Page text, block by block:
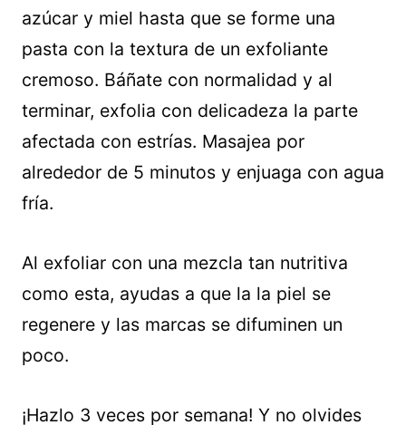
azúcar y miel hasta que se forme una
pasta con la textura de un exfoliante
cremoso. Báñate con normalidad y al
terminar, exfolia con delicadeza la parte
afectada con estrías. Masajea por
alrededor de 5 minutos y enjuaga con agua
fría.
Al exfoliar con una mezcla tan nutritiva
como esta, ayudas a que la la piel se
regenere y las marcas se difuminen un
poco.
¡Hazlo 3 veces por semana! Y no olvides